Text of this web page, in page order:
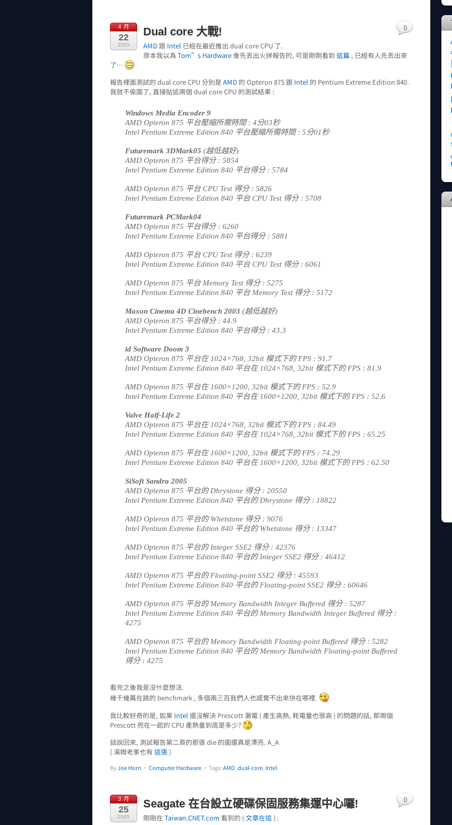
4 月
22
2005
Dual core 大戰!
AMD跟 Intel 已經在最近推出 dual core CPU 了.
原本我以為 Tom”s Hardware會先丟出火拼報告的, 可是剛剛看到 這篇 , 已經有人先丟出來
了…
報告裡面測試的 dual core CPU 分別是AMD 的 Opteron 875 跟 Intel 的 Pentium Extreme Edition 840 .
我就不偷圖了, 直接貼這兩個 dual core CPU 的測試結果 :
Windows Media Encoder 9
AMD Opteron 875 平台壓縮所需時間 : 4分03秒
Intel Pentium Extreme Edition 840 平台壓縮所需時間 : 5分01秒
Futuremark 3DMark05 (越低越好)
AMD Opteron 875 平台得分 : 5854
Intel Pentium Extreme Edition 840 平台得分 : 5784
AMD Opteron 875 平台 CPU Test 得分 : 5826
Intel Pentium Extreme Edition 840 平台 CPU Test 得分 : 5708
Futuremark PCMark04
AMD Opteron 875 平台得分 : 6260
Intel Pentium Extreme Edition 840 平台得分 : 5881
AMD Opteron 875 平台 CPU Test 得分 : 6239
Intel Pentium Extreme Edition 840 平台 CPU Test 得分 : 6061
AMD Opteron 875 平台 Memory Test 得分 : 5275
Intel Pentium Extreme Edition 840 平台 Memory Test 得分 : 5172
Maxon Cinema 4D Cinebench 2003 (越低越好)
AMD Opteron 875 平台得分 : 44.9
Intel Pentium Extreme Edition 840 平台得分 : 43.3
id Software Doom 3
AMD Opteron 875 平台在 1024×768, 32bit 模式下的 FPS : 91.7
Intel Pentium Extreme Edition 840 平台在 1024×768, 32bit 模式下的 FPS : 81.9
AMD Opteron 875 平台在 1600×1200, 32bit 模式下的 FPS : 52.9
Intel Pentium Extreme Edition 840 平台在 1600×1200, 32bit 模式下的 FPS : 52.6
Valve Half-Life 2
AMD Opteron 875 平台在 1024×768, 32bit 模式下的 FPS : 84.49
Intel Pentium Extreme Edition 840 平台在 1024×768, 32bit 模式下的 FPS : 65.25
AMD Opteron 875 平台在 1600×1200, 32bit 模式下的 FPS : 74.29
Intel Pentium Extreme Edition 840 平台在 1600×1200, 32bit 模式下的 FPS : 62.50
SiSoft Sandra 2005
AMD Opteron 875 平台的 Dhrystone 得分 : 20550
Intel Pentium Extreme Edition 840 平台的 Dhrystone 得分 : 18822
AMD Opteron 875 平台的 Whetstone 得分 : 9076
Intel Pentium Extreme Edition 840 平台的 Whetstone 得分 : 13347
AMD Opteron 875 平台的 Integer SSE2 得分 : 42376
Intel Pentium Extreme Edition 840 平台的 Integer SSE2 得分 : 46412
AMD Opteron 875 平台的 Floating-point SSE2 得分 : 45593
Intel Pentium Extreme Edition 840 平台的 Floating-point SSE2 得分 : 60646
AMD Opteron 875 平台的 Memory Bandwidth Integer Buffered 得分 : 5287
Intel Pentium Extreme Edition 840 平台的 Memory Bandwidth Integer Buffered 得分 :
4275
AMD Opteron 875 平台的 Memory Bandwidth Floating-point Buffered 得分 : 5282
Intel Pentium Extreme Edition 840 平台的 Memory Bandwidth Floating-point Buffered
得分 : 4275
看完之後我是沒什麼想法.
幾千幾萬在跳的 benchmark , 多個兩三百我們人也感覺不出來快在哪裡.
我比較好奇的是, 如果 Intel 還沒解決 Prescott 漏電 ( 產生高熱, 耗電量也很高 ) 的問題的話, 那兩個
Prescott 兜在一起的 CPU 產熱量到底是多少?
話說回來, 測試報告第二頁的那張 die 的圖還真是漂亮. A_A
( 湯姆老爹也有 這張 )
ByJoe Horn • Computer Hardware
0
• Tags:AMD,dual-core, Intel
3 月
25
2005
Seagate 在台設立硬碟保固服務集運中心囉!
剛剛在 Taiwan.CNET.com 看到的 (文章在這 ) :
0